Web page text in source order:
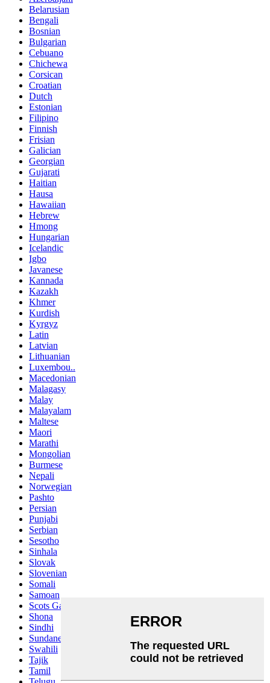
Belarusian
Bengali
Bosnian
Bulgarian
Cebuano
Chichewa
Corsican
Croatian
Dutch
Estonian
Filipino
Finnish
Frisian
Galician
Georgian
Gujarati
Haitian
Hausa
Hawaiian
Hebrew
Hmong
Hungarian
Icelandic
Igbo
Javanese
Kannada
Kazakh
Khmer
Kurdish
Kyrgyz
Latin
Latvian
Lithuanian
Luxembou..
Macedonian
Malagasy
Malay
Malayalam
Maltese
Maori
Marathi
Mongolian
Burmese
Nepali
Norwegian
Pashto
Persian
Punjabi
Serbian
Sesotho
Sinhala
Slovak
Slovenian
Somali
Samoan
Scots Gaelic
Shona
Sindhi
Sundanese
Swahili
Tajik
Tamil